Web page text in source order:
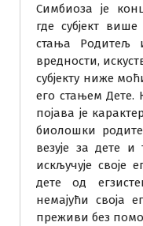
Симбиоза је
где субјект
стања Родитељ
вредности,
субјекту ниже
его стањем Дете.
појава је
биолошки
везује за дете
искључује своје
дете од
немајући
преживи без